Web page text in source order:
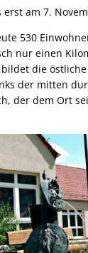
Bildung
Vereine
Sprechtage
Feuerwehren
Umwelt,
Links mit
Bürgerbus
Gastronomie
am 7.
530
nur einen
die
der mitten
der dem Ort